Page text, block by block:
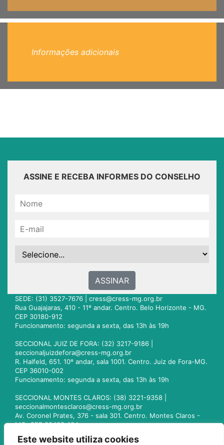
Este website utiliza cookies
Informações adicionais
ASSINE E RECEBA INFORMES DO CONSELHO
ASSINAR
SEDE: (31) 3527-7676 | cress@cress-mg.org.br
Rua Guajajaras, 410 - 11º andar. Centro. Belo Horizonte - MG.
CEP 30180-912
Funcionamento: segunda a sexta, das 13h às 19h
SECCIONAL JUIZ DE FORA: (32) 3217-9186 |
seccionaljuizdefora@cress-mg.org.br
R. Halfeld, 651. 10º andar, sala 1001. Centro. Juiz de Fora-MG.
CEP 36010-002
Funcionamento: segunda a sexta, das 13h às 19h
SECCIONAL MONTES CLAROS: (38) 3221-9358 |
seccionalmontesclaros@cress-mg.org.br
Av. Coronel Prates, 376 - sala 301. Centro. Montes Claros -
MG. CEP 39400-104
Funcionamento: segunda a sexta, das 13h às 19h